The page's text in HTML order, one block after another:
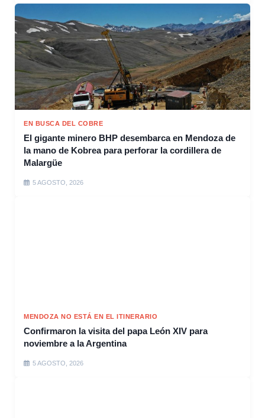
EN BUSCA DEL COBRE
El gigante minero BHP desembarca en Mendoza de
la mano de Kobrea para perforar la cordillera de
Malargüe
5 AGOSTO, 2026
MENDOZA NO ESTÁ EN EL ITINERARIO
Confirmaron la visita del papa León XIV para
noviembre a la Argentina
5 AGOSTO, 2026